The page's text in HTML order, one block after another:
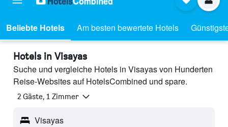
Beliebte Hotels Am besten bewertete Hotels
Hotels in Visayas
Suche und vergleiche Hotels in Visayas von Hunderten
Reise-Websites auf HotelsCombined und spare.
2 Gäste, 1 Zimmer
Visayas